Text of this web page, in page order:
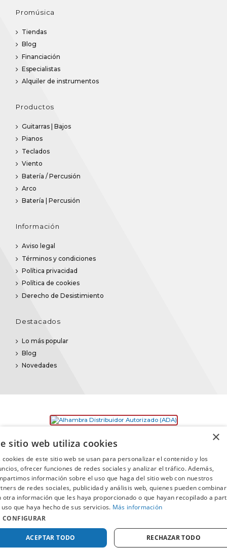
Promúsica
Tiendas
Blog
Financiación
Especialistas
Alquiler de instrumentos
Productos
Guitarras | Bajos
Pianos
Teclados
Viento
Batería / Percusión
Arco
Batería | Percusión
Información
Aviso legal
Términos y condiciones
Política privacidad
Política de cookies
Derecho de Desistimiento
Destacados
Lo más popular
Blog
Novedades
· Todos los derechos reservados
×
sitio web utiliza cookies
cookies de este sitio web se usan para personalizar el contenido y los
ofrecer funciones de redes sociales y analizar el tráfico. Además,
información sobre el uso que haga del sitio web con nuestros
de redes sociales, publicidad y análisis web, quienes pueden
otra información que les haya proporcionado o que hayan recopilado a
que haya hecho de sus servicios. Más información
CONFIGURAR
ACEPTAR TODO RECHAZAR TODO